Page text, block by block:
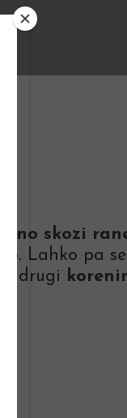
skozi
Lahko pa
ali drugi